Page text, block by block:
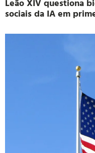
Leão XIV questiona
sociais da IA em